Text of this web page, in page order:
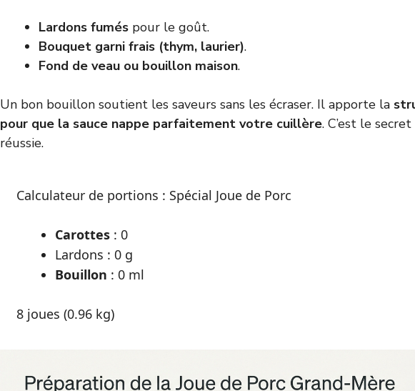
Lardons fumés pour le goût.
Bouquet garni frais (thym, laurier).
Fond de veau ou bouillon maison.
Un bon bouillon soutient les saveurs sans les écraser. Il apporte la
pour que la sauce nappe parfaitement votre cuillère. C’est le
réussie.
Calculateur de portions : Spécial Joue de Porc
Carottes: 0
Lardons : 0 g
Bouillon : 0 ml
8joues (0.96kg)